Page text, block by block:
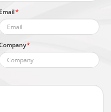
Email*
*